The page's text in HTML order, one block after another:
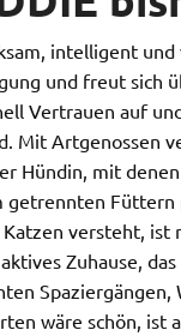
intelligent
und freut sich
Vertrauen auf
Mit Artgenossen
Hündin, mit
getrennten
versteht,
Zuhause,
wäre schön, ist